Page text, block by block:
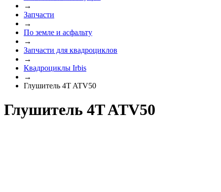
→
Запчасти
→
По земле и асфальту
→
Запчасти для квадроциклов
→
Квадроциклы Irbis
→
Глушитель 4T ATV50
Глушитель 4T ATV50